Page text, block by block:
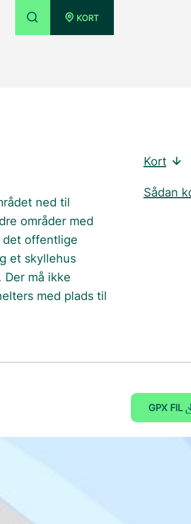
KORT
ned til
områder med
det offentlige
et skyllehus
må ikke
med plads til
Kort
Sådan
GPX FIL